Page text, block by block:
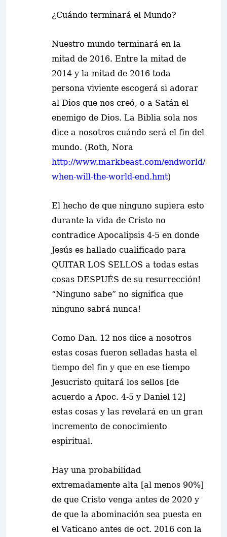
¿Cuándo terminará el Mundo?
Nuestro mundo terminará en la
mitad de 2016. Entre la mitad de
2014 y la mitad de 2016 toda
persona viviente escogerá si adorar
al Dios que nos creó, o a Satán el
enemigo de Dios. La Biblia sola nos
dice a nosotros cuándo será el fin del
mundo. (Roth, Nora
http://www.markbeast.com/endworld/
when-will-the-world-end.hmt)
El hecho de que ninguno supiera esto
durante la vida de Cristo no
contradice Apocalipsis 4-5 en donde
Jesús es hallado cualificado para
QUITAR LOS SELLOS a todas estas
cosas DESPUÉS de su resurrección!
“Ninguno sabe” no significa que
ninguno sabrá nunca!
Como Dan. 12 nos dice a nosotros
estas cosas fueron selladas hasta el
tiempo del fin y que en ese tiempo
Jesucristo quitará los sellos [de
acuerdo a Apoc. 4-5 y Daniel 12]
estas cosas y las revelará en un gran
incremento de conocimiento
espiritual.
Hay una probabilidad
extremadamente alta [al menos 90%]
de que Cristo venga antes de 2020 y
de que la abominación sea puesta en
el Vaticano antes de oct. 2016 con la